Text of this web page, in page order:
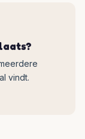
vindt.